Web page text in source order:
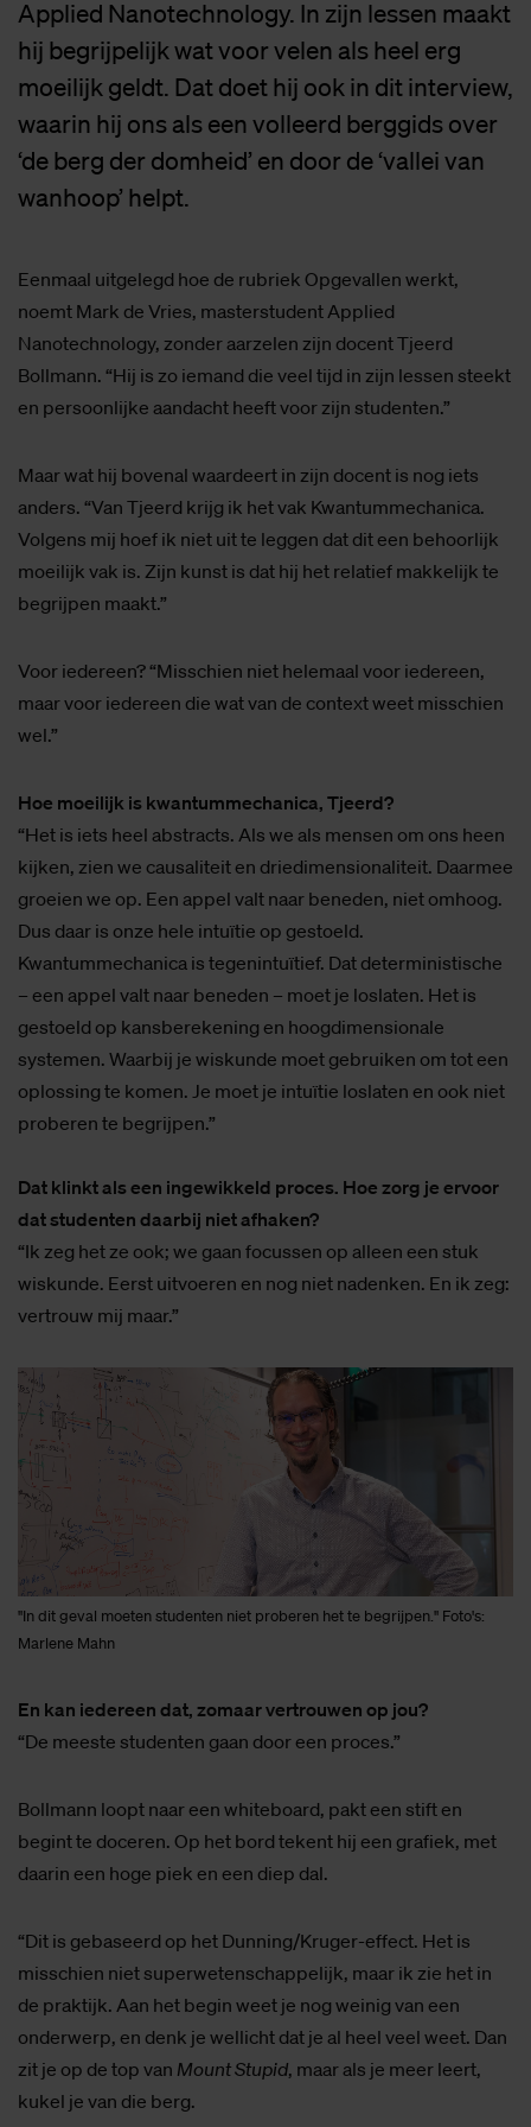
Applied Nanotechnology. In zijn lessen maakt
hij begrijpelijk wat voor velen als heel erg
moeilijk geldt. Dat doet hij ook in dit interview,
waarin hij ons als een volleerd berggids over
‘de berg der domheid’ en door de ‘vallei van
wanhoop’ helpt.
Eenmaal uitgelegd hoe de rubriek Opgevallen werkt,
noemt Mark de Vries, masterstudent Applied
Nanotechnology, zonder aarzelen zijn docent Tjeerd
Bollmann. “Hij is zo iemand die veel tijd in zijn lessen steekt
en persoonlijke aandacht heeft voor zijn studenten.”
Maar wat hij bovenal waardeert in zijn docent is nog iets
anders. “Van Tjeerd krijg ik het vak Kwantummechanica.
Volgens mij hoef ik niet uit te leggen dat dit een behoorlijk
moeilijk vak is. Zijn kunst is dat hij het relatief makkelijk te
begrijpen maakt.”
Voor iedereen? “Misschien niet helemaal voor iedereen,
maar voor iedereen die wat van de context weet misschien
wel.”
Hoe moeilijk is kwantummechanica, Tjeerd?
“Het is iets heel abstracts. Als we als mensen om ons heen
kijken, zien we causaliteit en driedimensionaliteit. Daarmee
groeien we op. Een appel valt naar beneden, niet omhoog.
Dus daar is onze hele intuïtie op gestoeld.
Kwantummechanica is tegenintuïtief. Dat deterministische
– een appel valt naar beneden – moet je loslaten. Het is
gestoeld op kansberekening en hoogdimensionale
systemen. Waarbij je wiskunde moet gebruiken om tot een
oplossing te komen. Je moet je intuïtie loslaten en ook niet
proberen te begrijpen.”
Dat klinkt als een ingewikkeld proces. Hoe zorg je ervoor
dat studenten daarbij niet afhaken?
“Ik zeg het ze ook; we gaan focussen op alleen een stuk
wiskunde. Eerst uitvoeren en nog niet nadenken. En ik zeg:
vertrouw mij maar.”
"In dit geval moeten studenten niet proberen het te begrijpen." Foto's:
Marlene Mahn
En kan iedereen dat, zomaar vertrouwen op jou?
“De meeste studenten gaan door een proces.”
Bollmann loopt naar een whiteboard, pakt een stift en
begint te doceren. Op het bord tekent hij een grafiek, met
daarin een hoge piek en een diep dal.
“Dit is gebaseerd op het Dunning/Kruger-effect. Het is
misschien niet superwetenschappelijk, maar ik zie het in
de praktijk. Aan het begin weet je nog weinig van een
onderwerp, en denk je wellicht dat je al heel veel weet. Dan
zit je op de top van Mount Stupid, maar als je meer leert,
kukel je van die berg.